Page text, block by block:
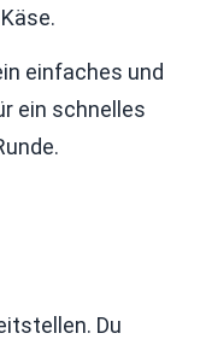
einfaches und
ein schnelles
Du